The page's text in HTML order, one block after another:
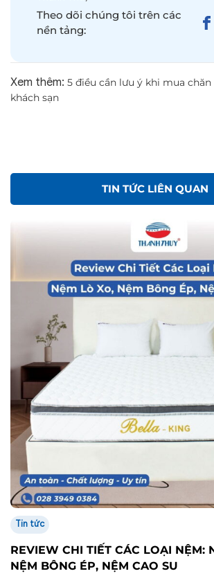
Theo dõi chúng tôi trên các
nền tảng:
Xem thêm: 5 điều cần lưu ý khi mua
khách sạn
TIN TỨC LIÊN QUAN
Tin tức
REVIEW CHI TIẾT CÁC LOẠI NỆM:
NỆM BÔNG ÉP, NỆM CAO SU